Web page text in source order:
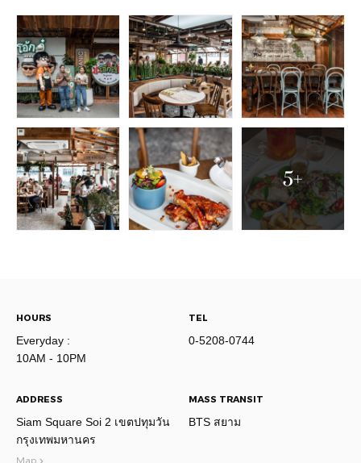
5+
HOURS
Everyday :
10AM - 10PM
TEL
0-5208-0744
ADDRESS
Siam Square Soi 2 เขตปทุมวัน
กรุงเทพมหานคร
Map
MASS TRANSIT
BTS สยาม